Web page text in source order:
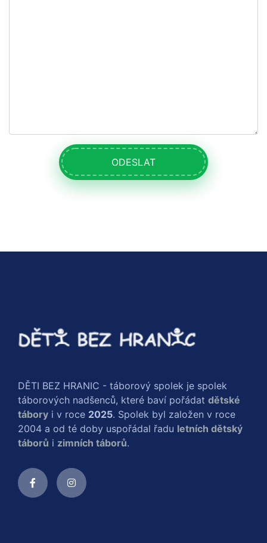
ODESLAT
DĚTI BEZ HRANIC - táborový spolek je spolek
táborových nadšenců, které baví pořádat dětské
tábory i v roce 2025. Spolek byl založen v roce
2004 a od té doby uspořádal řadu letních dětský
táborů i zimních táborů.